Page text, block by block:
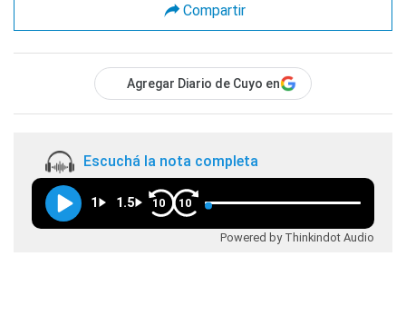
Compartir
Agregar Diario de Cuyo en
Escuchá la nota completa
1 1.5 10 10
Powered by Thinkindot Audio